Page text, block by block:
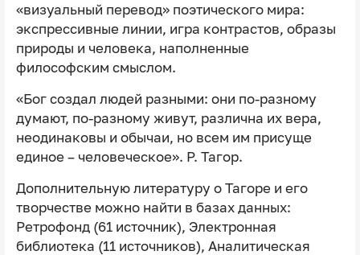
«визуальный перевод» поэтического мира:
экспрессивные линии, игра контрастов, образы
природы и человека, наполненные
философским смыслом.
«Бог создал людей разными: они по-разному
думают, по-разному живут, различна их вера,
неодинаковы и обычаи, но всем им присуще
единое – человеческое». Р. Тагор.
Дополнительную литературу о Тагоре и его
творчестве можно найти в базах данных:
Ретрофонд (61 источник), Электронная
библиотека (11 источников), Аналитическая